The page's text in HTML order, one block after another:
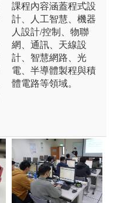
課程內容涵蓋程式設
計、人工智慧、機器
人設計/控制、物聯
網、通訊、天線設
計、智慧網路、光
電、半導體製程與積
體電路等領域。